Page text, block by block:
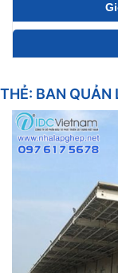
THẺ: BAN QUẢN